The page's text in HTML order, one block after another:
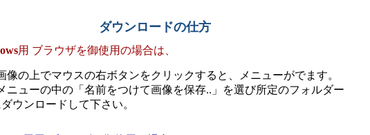
ダウンロードの仕方
用 ブラウザを御使用の場合は、
画像の上でマウスの右ボタンをクリックすると、メニューがでます。
メニューの中の「名前をつけて画像を保存..」を選び所定のフォルダー
にダウンロードして下さい。